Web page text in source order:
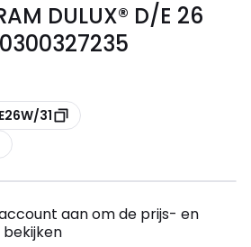
DULUX® D/E 26
31
aan om de prijs- en